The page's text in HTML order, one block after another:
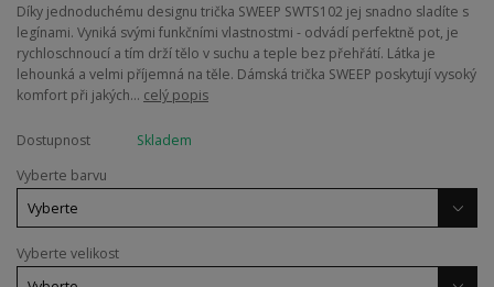
Díky jednoduchému designu trička SWEEP SWTS102 jej snadno sladíte s
legínami. Vyniká svými funkčními vlastnostmi - odvádí perfektně pot, je
rychloschnoucí a tím drží tělo v suchu a teple bez přehřátí. Látka je
lehounká a velmi příjemná na těle. Dámská trička SWEEP poskytují vysoký
komfort při jakých... celý popis
Dostupnost
Skladem
Vyberte barvu
Vyberte velikost